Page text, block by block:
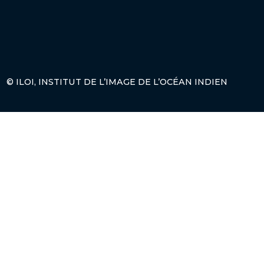
© ILOI, INSTITUT DE L’IMAGE DE L’OCÉAN INDIEN